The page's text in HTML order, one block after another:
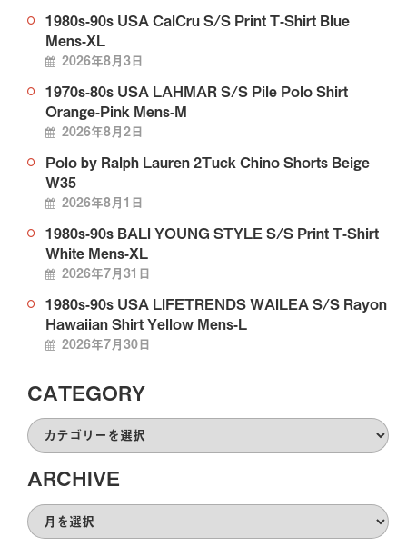
1980s-90s USA CalCru S/S Print T-Shirt Blue
Mens-XL
2026年8月3日
1970s-80s USA LAHMAR S/S Pile Polo Shirt
Orange-Pink Mens-M
2026年8月2日
Polo by Ralph Lauren 2Tuck Chino Shorts Beige
W35
2026年8月1日
1980s-90s BALI YOUNG STYLE S/S Print T-Shirt
White Mens-XL
2026年7月31日
1980s-90s USA LIFETRENDS WAILEA S/S Rayon
Hawaiian Shirt Yellow Mens-L
2026年7月30日
CATEGORY
CATEGORY
ARCHIVE
ARCHIVE